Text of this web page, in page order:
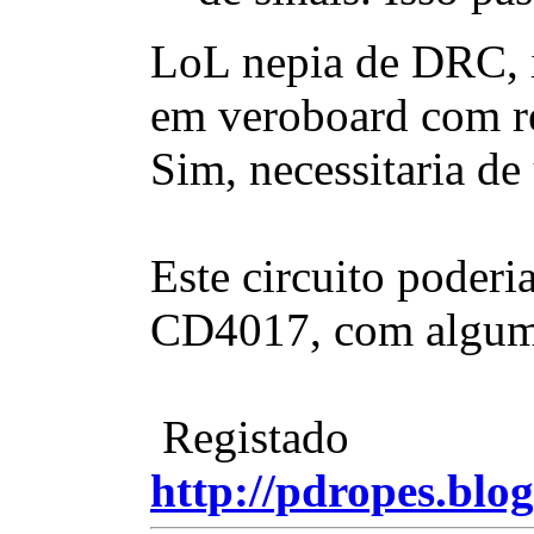
LoL nepia de DRC,
em veroboard com
Sim, necessitaria
Este circuito
CD4017, com
Registado
http://